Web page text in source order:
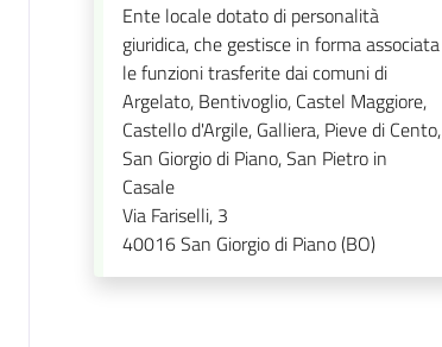
Ente locale dotato di personalità
giuridica, che gestisce in forma associata
le funzioni trasferite dai comuni di
Argelato, Bentivoglio, Castel Maggiore,
Castello d'Argile, Galliera, Pieve di Cento,
San Giorgio di Piano, San Pietro in
Casale
Via Fariselli, 3
40016San Giorgio di Piano (BO)